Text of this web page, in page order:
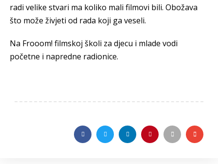
radi velike stvari ma koliko mali filmovi bili. Obožava
što može živjeti od rada koji ga veseli.
Na Frooom! filmskoj školi za djecu i mlade vodi
početne i napredne radionice.